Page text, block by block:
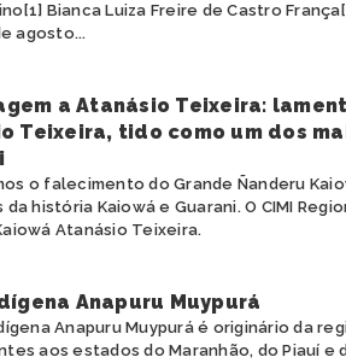
Bianca Luiza Freire de Castro
agosto...
a Atanásio Teixeira:
Teixeira, tido como um dos
o falecimento do Grande Ñanderu
história Kaiowá e Guarani. O CIMI
Atanásio Teixeira.
Anapuru Muypurá
Anapuru Muypurá é originário da
aos estados do Maranhão, do Piauí